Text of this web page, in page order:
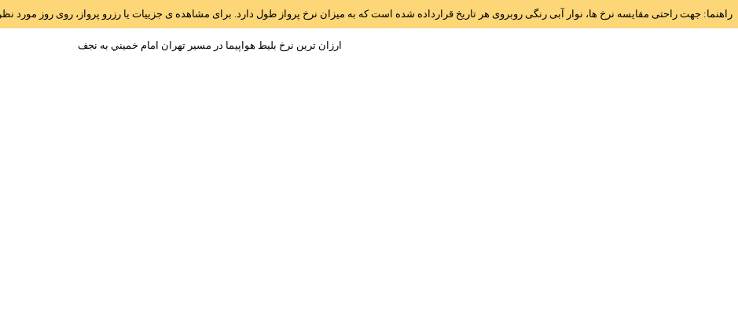
راهنما: جهت راحتی مقایسه نرخ ها، نوار آبی رنگی روبروی هر تاریخ قرارداده شده است که به میزان نرخ پرواز طول دارد. برای مشاهده ی جزییات یا رزرو پرواز، روی روز
ارزان ترین نرخ بلیط هواپیما در مسیر تهران امام خميني به نجف